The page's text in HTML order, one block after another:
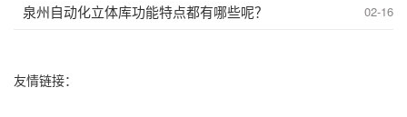
泉州自动化立体库功能特点都有哪些呢？ 02-16
友情链接：